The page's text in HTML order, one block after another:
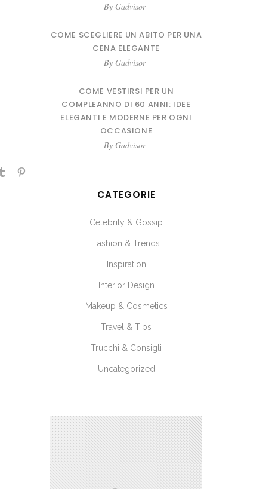
By Gadvisor
COME SCEGLIERE UN ABITO PER UNA
CENA ELEGANTE
By Gadvisor
COME VESTIRSI PER UN
COMPLEANNO DI 60 ANNI: IDEE
ELEGANTI E MODERNE PER OGNI
OCCASIONE
By Gadvisor
CATEGORIE
Celebrity & Gossip
Fashion & Trends
Inspiration
Interior Design
Makeup & Cosmetics
Travel & Tips
Trucchi & Consigli
Uncategorized